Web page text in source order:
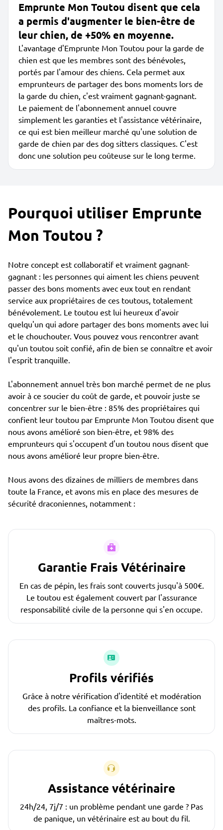
Emprunte Mon Toutou disent que cela
a permis d'augmenter le bien-être de
leur chien, de +50% en moyenne.
L'avantage d'Emprunte Mon Toutou pour la garde de
chien est que les membres sont des bénévoles,
portés par l'amour des chiens. Cela permet aux
emprunteurs de partager des bons moments lors de
la garde du chien, c'est vraiment gagnant-gagnant.
Le paiement de l'abonnement annuel couvre
simplement les garanties et l'assistance vétérinaire,
ce qui est bien meilleur marché qu'une solution de
garde de chien par des dog sitters classiques. C'est
donc une solution peu coûteuse sur le long terme.
Pourquoi utiliser Emprunte
Mon Toutou ?
Notre concept est collaboratif et vraiment gagnant-
gagnant : les personnes qui aiment les chiens peuvent
passer des bons moments avec eux tout en rendant
service aux propriétaires de ces toutous, totalement
bénévolement. Le toutou est lui heureux d'avoir
quelqu'un qui adore partager des bons moments avec lui
et le chouchouter. Vous pouvez vous rencontrer avant
qu'un toutou soit confié, afin de bien se connaître et avoir
l'esprit tranquille.
L'abonnement annuel très bon marché permet de ne plus
avoir à ce soucier du coût de garde, et pouvoir juste se
concentrer sur le bien-être : 85% des propriétaires qui
confient leur toutou par Emprunte Mon Toutou disent que
nous avons amélioré son bien-être, et 98% des
emprunteurs qui s'occupent d'un toutou nous disent que
nous avons amélioré leur propre bien-être.
Nous avons des dizaines de milliers de membres dans
toute la France, et avons mis en place des mesures de
sécurité draconiennes, notamment :
Garantie Frais Vétérinaire
En cas de pépin, les frais sont couverts jusqu'à 500€.
Le toutou est également couvert par l'assurance
responsabilité civile de la personne qui s'en occupe.
Profils vérifiés
Grâce à notre vérification d'identité et modération
des profils. La confiance et la bienveillance sont
maîtres-mots.
Assistance vétérinaire
24h/24, 7j/7 : un problème pendant une garde ? Pas
de panique, un vétérinaire est au bout du fil.